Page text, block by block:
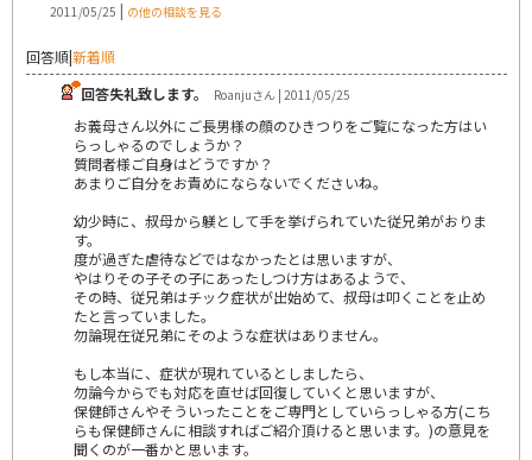
2011/05/25 | の他の相談を見る
回答順|新着順
回答失礼致します。
Roanjuさん | 2011/05/25
お義母さん以外にご長男様の顔のひきつりをご覧になった方はい
らっしゃるのでしょうか？
質問者様ご自身はどうですか？
あまりご自分をお責めにならないでくださいね。
幼少時に、叔母から躾として手を挙げられていた従兄弟がおりま
す。
度が過ぎた虐待などではなかったとは思いますが、
やはりその子その子にあったしつけ方はあるようで、
その時、従兄弟はチック症状が出始めて、叔母は叩くことを止め
たと言っていました。
勿論現在従兄弟にそのような症状はありません。
もし本当に、症状が現れているとしましたら、
勿論今からでも対応を直せば回復していくと思いますが、
保健師さんやそういったことをご専門としていらっしゃる方(こち
らも保健師さんに相談すればご紹介頂けると思います。)の意見を
聞くのが一番かと思います。